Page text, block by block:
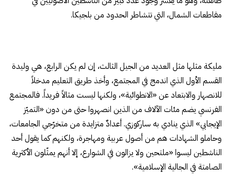
مقاطعات الشمال، التي تتشاطر الحدود من بلجيكا.
مليكة مثلها مثل العديد من الجيل الثالث، إن لم يكن الرابع، هي وليدة
القسم الأول الذي اندمج في المجتمع، وأخذ طريق التعليم مدخلاً
للانصهار والابتعاد عن «الانطوائية»، ولكنها ليست مثالاً فريداً. فالمجتمع
الفرنسي يضم مئات الآلاف من الذين انصهروا حتى من دون «التميّز
الإيجابي» الذي ينادي به ساركوزي. أعدادٌ متزايدة من متخرّجي الجامعات،
وحاملو الشهادات هم من أصول عربية ومهاجرة، ولكنهم كما يقول أحد
الناشطين ليسوا «ملتحين ولا يزالون في الشوارع، إلا أنهم يمثّلون الأكثرية
الصامتة في الجالية الإسلامية».